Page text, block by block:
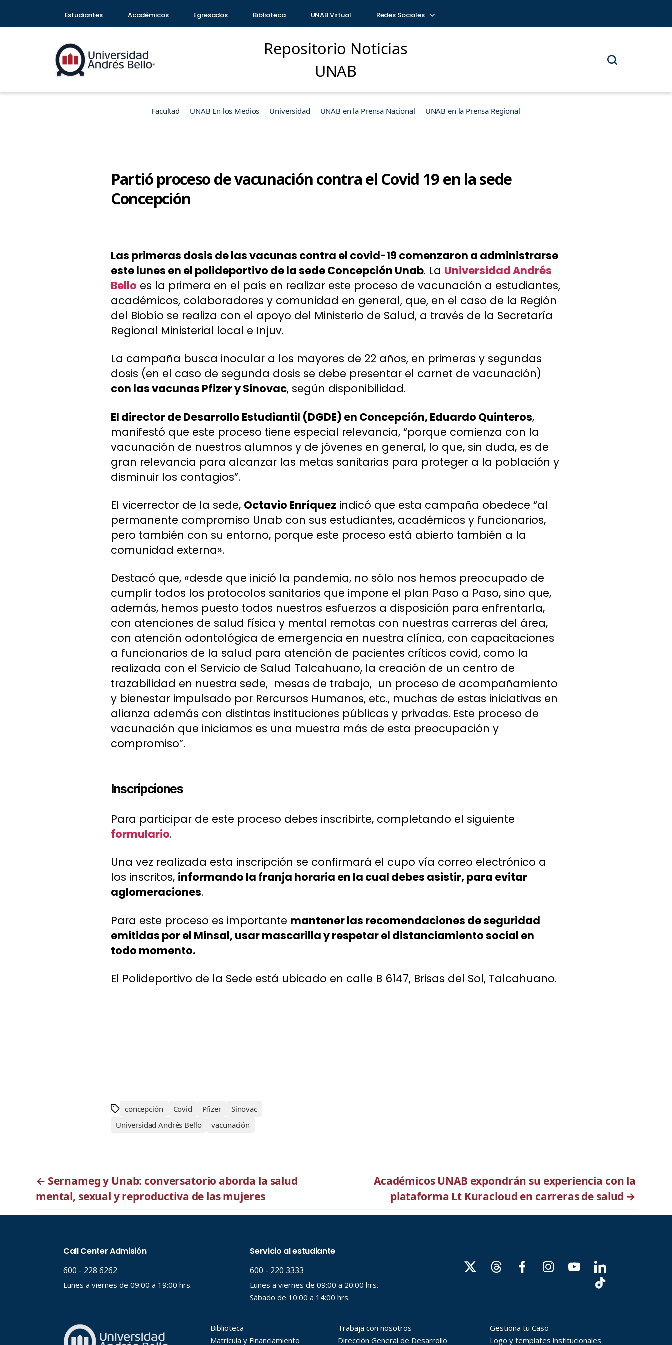
Estudiantes Académicos Egresados Biblioteca UNAB Virtual Redes Sociales
Repositorio Noticias
UNAB
Facultad UNAB En los Medios Universidad UNAB en la Prensa Nacional UNAB en la Prensa Regional
Partió proceso de vacunación contra el Covid 19 en la sede
Concepción
Las primeras dosis de las vacunas contra el covid-19 comenzaron a administrarse
este lunes en el polideportivo de la sede Concepción Unab. La Universidad Andrés
Bello es la primera en el país en realizar este proceso de vacunación a estudiantes,
académicos, colaboradores y comunidad en general, que, en el caso de la Región
del Biobío se realiza con el apoyo del Ministerio de Salud, a través de la Secretaría
Regional Ministerial local e Injuv.
La campaña busca inocular a los mayores de 22 años, en primeras y segundas
dosis (en el caso de segunda dosis se debe presentar el carnet de vacunación)
con las vacunas Pfizer y Sinovac, según disponibilidad.
El director de Desarrollo Estudiantil (DGDE) en Concepción, Eduardo Quinteros,
manifestó que este proceso tiene especial relevancia, “porque comienza con la
vacunación de nuestros alumnos y de jóvenes en general, lo que, sin duda, es de
gran relevancia para alcanzar las metas sanitarias para proteger a la población y
disminuir los contagios”.
El vicerrector de la sede, Octavio Enríquez indicó que esta campaña obedece “al
permanente compromiso Unab con sus estudiantes, académicos y funcionarios,
pero también con su entorno, porque este proceso está abierto también a la
comunidad externa».
Destacó que, «desde que inició la pandemia, no sólo nos hemos preocupado de
cumplir todos los protocolos sanitarios que impone el plan Paso a Paso, sino que,
además, hemos puesto todos nuestros esfuerzos a disposición para enfrentarla,
con atenciones de salud física y mental remotas con nuestras carreras del área,
con atención odontológica de emergencia en nuestra clínica, con capacitaciones
a funcionarios de la salud para atención de pacientes críticos covid, como la
realizada con el Servicio de Salud Talcahuano, la creación de un centro de
trazabilidad en nuestra sede, mesas de trabajo, un proceso de acompañamiento
y bienestar impulsado por Rercursos Humanos, etc., muchas de estas iniciativas en
alianza además con distintas instituciones públicas y privadas. Este proceso de
vacunación que iniciamos es una muestra más de esta preocupación y
compromiso”.
Inscripciones
Para participar de este proceso debes inscribirte, completando el siguiente
formulario.
Una vez realizada esta inscripción se confirmará el cupo vía correo electrónico a
los inscritos, informando la franja horaria en la cual debes asistir, para evitar
aglomeraciones.
Para este proceso es importante mantener las recomendaciones de seguridad
emitidas por el Minsal, usar mascarilla y respetar el distanciamiento social en
todo momento.
El Polideportivo de la Sede está ubicado en calle B 6147, Brisas del Sol, Talcahuano.
concepción Covid Pfizer
Sinovac
Universidad Andrés Bello
vacunación
← Sernameg y Unab: conversatorio aborda la salud
mental, sexual y reproductiva de las mujeres
Académicos UNAB expondrán su experiencia con la
plataforma Lt Kuracloud en carreras de salud →